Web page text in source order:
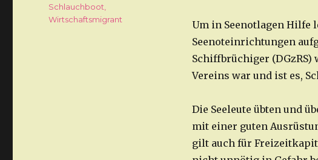
Um in Seenotlagen Hilfe
Seenoteinrichtungen
Schiffbrüchiger (DGzRS)
Vereins war und ist es,
Die Seeleute übten und
mit einer guten
gilt auch für
Schlauchboot
Wirtschaftsmigrant